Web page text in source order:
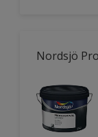
Nordsjö